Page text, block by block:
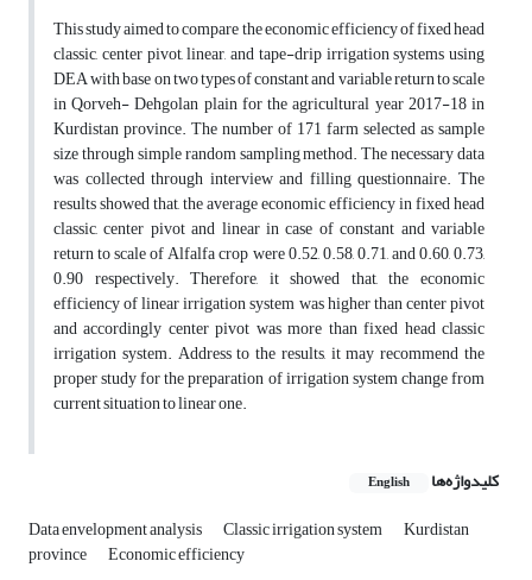
This study aimed to compare the economic efficiency of fixed head
classic, center pivot, linear, and tape-drip irrigation systems using
DEA with base on two types of constant and variable return to scale
in Qorveh- Dehgolan plain for the agricultural year 2017-18 in
Kurdistan province. The number of 171 farm selected as sample
size through simple random sampling method. The necessary data
was collected through interview and filling questionnaire. The
results showed that, the average economic efficiency in fixed head
classic, center pivot and linear in case of constant and variable
return to scale of Alfalfa crop were 0.52, 0.58, 0.71, and 0.60, 0.73,
0.90 respectively. Therefore, it showed that, the economic
efficiency of linear irrigation system was higher than center pivot
and accordingly center pivot was more than fixed head classic
irrigation system. Address to the results, it may recommend the
proper study for the preparation of irrigation system change from
current situation to linear one.
کلیدواژه‌ها English
Data envelopment analysis Classic irrigation system Kurdistan
province Economic efficiency